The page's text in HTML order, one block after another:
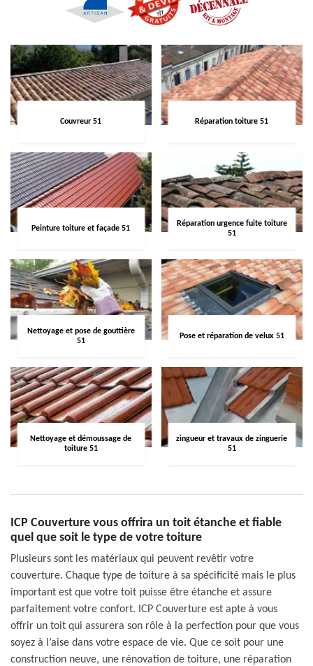
Couvreur 51 Réparation toiture 51
Peinture toiture et façade 51
Réparation urgence fuite toiture
51
Nettoyage et pose de gouttière
51
Pose et réparation de velux 51
Nettoyage et démoussage de
toiture 51
zingueur et travaux de zinguerie
51
ICP Couverture vous offrira un toit étanche et fiable
quel que soit le type de votre toiture
Plusieurs sont les matériaux qui peuvent revêtir votre
couverture. Chaque type de toiture à sa spécificité mais le plus
important est que votre toit puisse être étanche et assure
parfaitement votre confort. ICP Couverture est apte à vous
offrir un toit qui assurera son rôle à la perfection pour que vous
soyez à l’aise dans votre espace de vie. Que ce soit pour une
construction neuve, une rénovation de toiture, une réparation